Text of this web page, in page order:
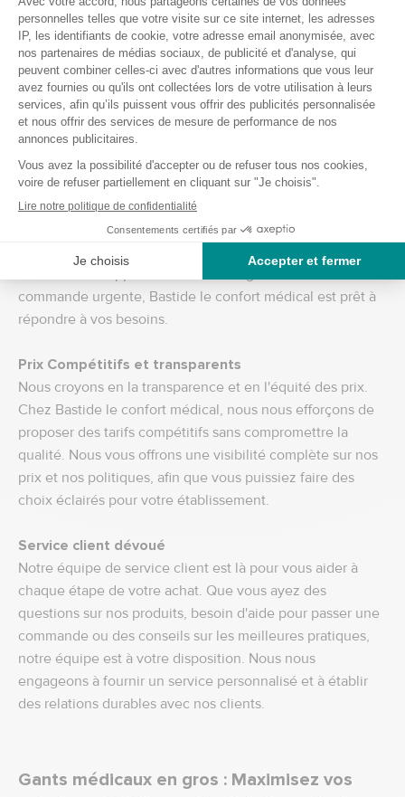
en étroite collaboration avec nos fournisseurs pour assurer
que chaque lot de gants répond à nos critères de qualité
stricts. Cette rigueur nous permet de garantir la sécurité et
la satisfaction de nos clients.
Approvisionnement et logistique fiables
Nous comprenons l'importance de la disponibilité et de la
rapidité des livraisons. Grâce à notre infrastructure
logistique avancée et à notre large réseau de distribution,
nous sommes en mesure de fournir rapidement et
efficacement des gants médicaux en gros. Que vous ayez
commande urgente, Bastide le confort médical est prêt à
répondre à vos besoins.
Prix Compétitifs et transparents
Nous croyons en la transparence et en l'équité des prix.
Chez Bastide le confort médical, nous nous efforçons de
proposer des tarifs compétitifs sans compromettre la
qualité. Nous vous offrons une visibilité complète sur nos
prix et nos politiques, afin que vous puissiez faire des
choix éclairés pour votre établissement.
Service client dévoué
Notre équipe de service client est là pour vous aider à
chaque étape de votre achat. Que vous ayez des
questions sur nos produits, besoin d'aide pour passer une
commande ou des conseils sur les meilleures pratiques,
notre équipe est à votre disposition. Nous nous
engageons à fournir un service personnalisé et à établir
des relations durables avec nos clients.
Gants médicaux en gros : Maximisez vos